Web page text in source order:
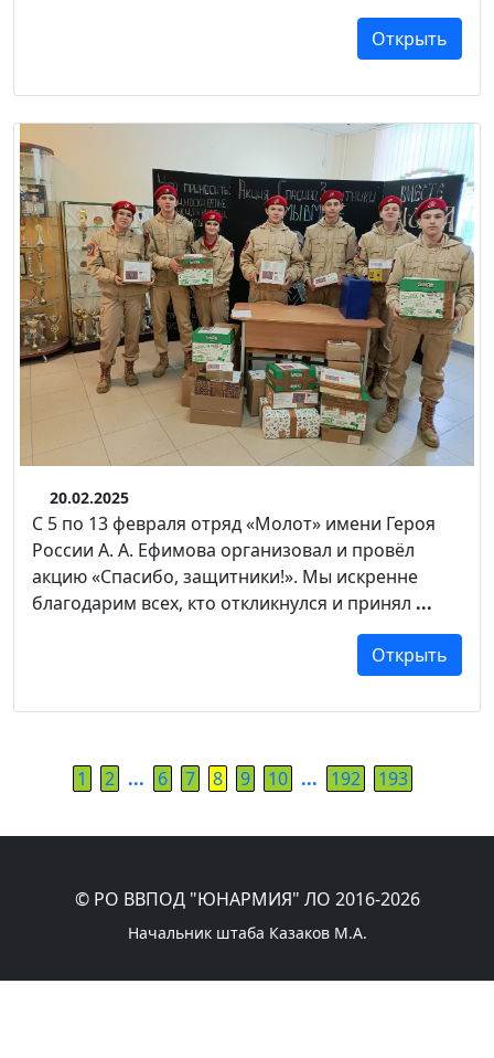
Открыть
20.02.2025
С 5 по 13 февраля отряд «Молот» имени Героя
России А. А. Ефимова организовал и провёл
акцию «Спасибо, защитники!». Мы искренне
благодарим всех, кто откликнулся и принял ...
Открыть
1 2 ... 6 7 8 9 10 ... 192 193
© РО ВВПОД "ЮНАРМИЯ" ЛО 2016-2026
Начальник штаба Казаков М.А.